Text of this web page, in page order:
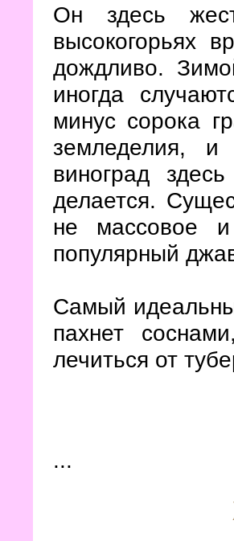
Он здесь
высокогорьях
дождливо.
иногда
минус сорока
земледелия,
виноград
делается.
не массовое
популярный
Самый
пахнет
лечиться от
...